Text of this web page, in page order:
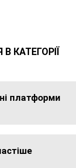
КАТЕГОРІЇ
платформи